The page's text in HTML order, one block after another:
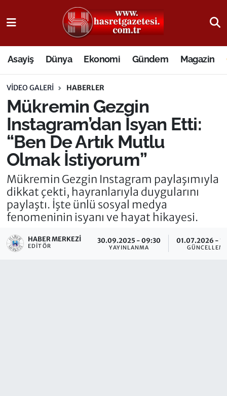
Asayiş Dünya Ekonomi Gündem Magazin
VIDEO GALERI HABERLER
Mükremin Gezgin
Instagram’dan İsyan Etti:
“Ben De Artık Mutlu
Olmak İstiyorum”
Mükremin Gezgin Instagram paylaşımıyla
dikkat çekti, hayranlarıyla duygularını
paylaştı. İşte ünlü sosyal medya
fenomeninin isyanı ve hayat hikayesi.
HABER MERKEZI
EDITÖR
30.09.2025 - 09:30
YAYINLANMA
01.07.2026 -
Osmaniye Nöbetçi Eczaneler
Osmaniye Hava Durumu
Osmaniye Trafik Yoğunluk Haritası
Süper Lig Puan Durumu ve Fikstür
Tüm Manşetler
Son Dakika Haberleri
Haber Arşivi